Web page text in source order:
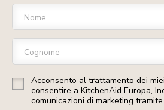
Nome
Cognome
Acconsento al trattamento dei
consentire a KitchenAid Europa,
comunicazioni di marketing